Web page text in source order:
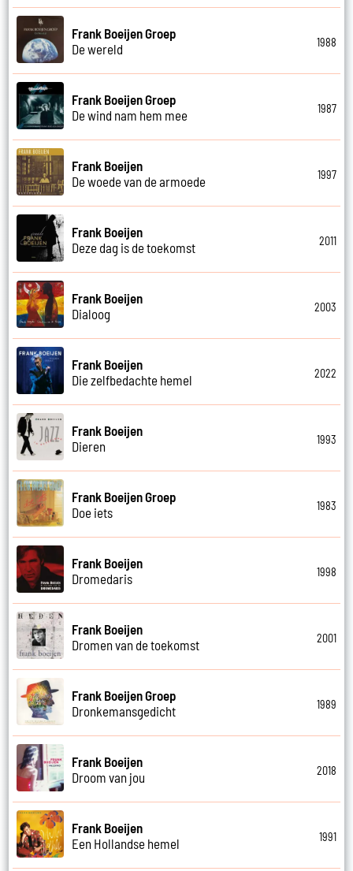
Frank Boeijen Groep
De wereld
1988
Frank Boeijen Groep
De wind nam hem mee
1987
Frank Boeijen
De woede van de armoede
1997
Frank Boeijen
Deze dag is de toekomst
2011
Frank Boeijen
Dialoog
2003
Frank Boeijen
Die zelfbedachte hemel
2022
Frank Boeijen
Dieren
1993
Frank Boeijen Groep
Doe iets
1983
Frank Boeijen
Dromedaris
1998
Frank Boeijen
Dromen van de toekomst
2001
Frank Boeijen Groep
Dronkemansgedicht
1989
Frank Boeijen
Droom van jou
2018
Frank Boeijen
Een Hollandse hemel
1991